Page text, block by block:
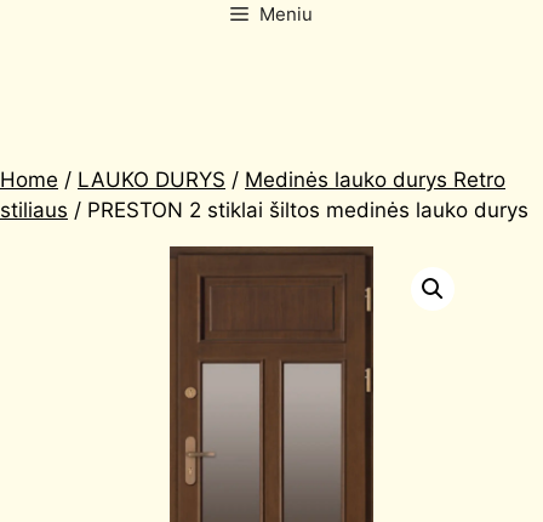
Meniu
Home / LAUKO DURYS / Medinės lauko durys Retro
stiliaus / PRESTON 2 stiklai šiltos medinės lauko durys